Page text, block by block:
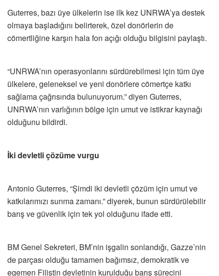
Guterres, bazı üye ülkelerin ise ilk kez UNRWA’ya destek
olmaya başladığını belirterek, özel donörlerin de
cömertliğine karşın hala fon açığı olduğu bilgisini paylaştı.
“UNRWA’nın operasyonlarını sürdürebilmesi için tüm üye
ülkelere, geleneksel ve yeni donörlere cömertçe katkı
sağlama çağrısında bulunuyorum.” diyen Guterres,
UNRWA’nın varlığının bölge için umut ve istikrar kaynağı
olduğunu bildirdi.
İki devletli çözüme vurgu
Antonio Guterres, “Şimdi iki devletli çözüm için umut ve
katkılarımızı sunma zamanı.” diyerek, bunun sürdürülebilir
barış ve güvenlik için tek yol olduğunu ifade etti.
BM Genel Sekreteri, BM’nin işgalin sonlandığı, Gazze’nin
de parçası olduğu tamamen bağımsız, demokratik ve
egemen Filistin devletinin kurulduğu barış sürecini